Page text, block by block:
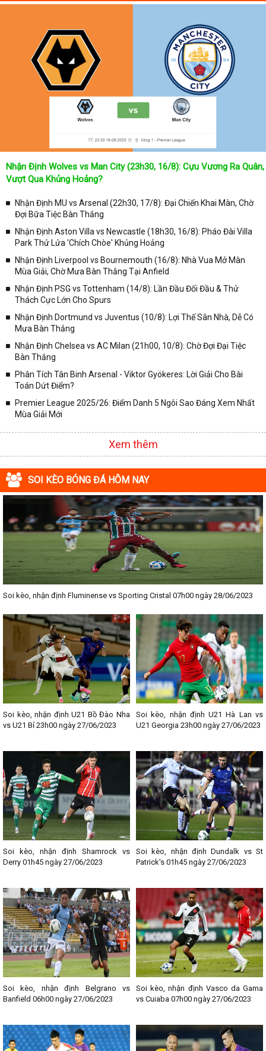
Nhận Định Wolves vs Man City (23h30, 16/8): Cựu Vương Ra Quân,
Vượt Qua Khủng Hoảng?
Nhận Định MU vs Arsenal (22h30, 17/8): Đại Chiến Khai Màn, Chờ
Đợi Bữa Tiệc Bàn Thắng
Nhận Định Aston Villa vs Newcastle (18h30, 16/8): Pháo Đài Villa
Park Thử Lửa 'Chích Chòe' Khủng Hoảng
Nhận Định Liverpool vs Bournemouth (16/8): Nhà Vua Mở Màn
Mùa Giải, Chờ Mưa Bàn Thắng Tại Anfield
Nhận Định PSG vs Tottenham (14/8): Lần Đầu Đối Đầu & Thử
Thách Cực Lớn Cho Spurs
Nhận Định Dortmund vs Juventus (10/8): Lợi Thế Sân Nhà, Dễ Có
Mưa Bàn Thắng
Nhận Định Chelsea vs AC Milan (21h00, 10/8): Chờ Đợi Đại Tiệc
Bàn Thắng
Phân Tích Tân Binh Arsenal - Viktor Gyökeres: Lời Giải Cho Bài
Toán Dứt Điểm?
Premier League 2025/26: Điểm Danh 5 Ngôi Sao Đáng Xem Nhất
Mùa Giải Mới
Xem thêm
SOI KÈO BÓNG ĐÁ HÔM NAY
Soi kèo, nhận định Fluminense vs Sporting Cristal 07h00 ngày 28/06/2023
Soi kèo, nhận định U21 Bồ Đào Nha
vs U21 Bỉ 23h00 ngày 27/06/2023
Soi kèo, nhận định U21 Hà Lan vs
U21 Georgia 23h00 ngày 27/06/2023
Soi kèo, nhận định Shamrock vs
Derry 01h45 ngày 27/06/2023
Soi kèo, nhận định Dundalk vs St
Patrick's 01h45 ngày 27/06/2023
Soi kèo, nhận định Belgrano vs
Banfield 06h00 ngày 27/06/2023
Soi kèo, nhận định Vasco da Gama
vs Cuiaba 07h00 ngày 27/06/2023